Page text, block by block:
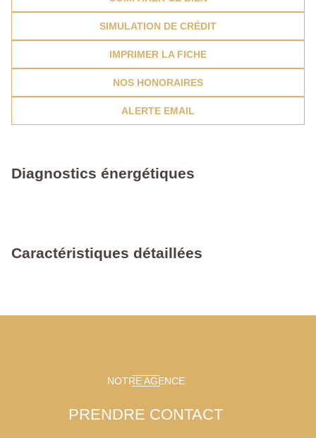
SIMULATION DE CRÉDIT
IMPRIMER LA FICHE
NOS HONORAIRES
ALERTE EMAIL
Diagnostics énergétiques
Caractéristiques détaillées
NOTRE AGENCE
PRENDRE CONTACT